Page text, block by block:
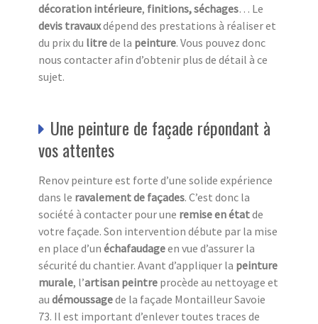
décoration intérieure, finitions, séchages… Le
devis travauxdépend des prestations à réaliser et
du prix du litrede la peinture. Vous pouvez donc
nous contacter afin d’obtenir plus de détail à ce
sujet.
Une peinture de façade répondant à
vos attentes
Renov peinture est forte d’une solide expérience
dans le ravalement de façades. C’est donc la
société à contacter pour une remise en étatde
votre façade. Son intervention débute par la mise
en place d’un échafaudageen vue d’assurer la
sécurité du chantier. Avant d’appliquer la peinture
murale, l’artisan peintre procède au nettoyage et
au démoussagede la façade Montailleur Savoie
73. Il est important d’enlever toutes traces de